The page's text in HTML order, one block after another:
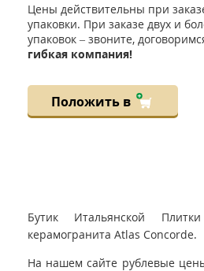
Цены действительны при
упаковки. При заказе двух и
упаковок – звоните,
гибкая компания!
Положить в
Бутик Итальянской
керамогранита Atlas Concorde.
На нашем сайте рублевые